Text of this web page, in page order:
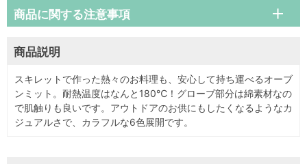
商品説明
スキレットで作った熱々のお料理も、安心して持ち運べるオーブ
ンミット。耐熱温度はなんと180℃！グローブ部分は綿素材なの
で肌触りも良いです。アウトドアのお供にもしたくなるようなカ
ジュアルさで、カラフルな6色展開です。
商品に関する注意事項